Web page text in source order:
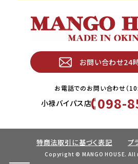
お問い合わせ24
お電話でのお問い合わせ（
小禄バイパス店 098-
特商法取引に基づく表記 プ
Copyright © MANGO HOUSE.